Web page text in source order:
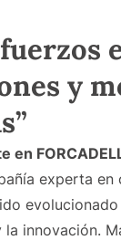
y
en
experta
innovación.